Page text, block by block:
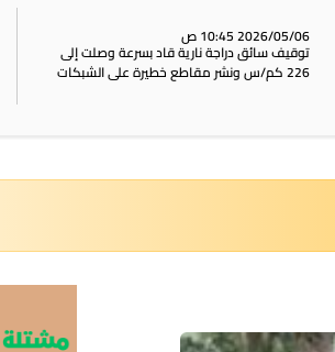
2026/05/06 10:45 ص
توقيف سائق دراجة نارية قاد بسرعة وصلت إلى
226 كم/س ونشر مقاطع خطيرة على الشبكات